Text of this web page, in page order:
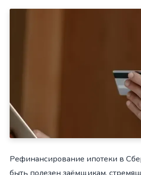
Рефинансирование ипотеки в
быть полезен заёмщикам,